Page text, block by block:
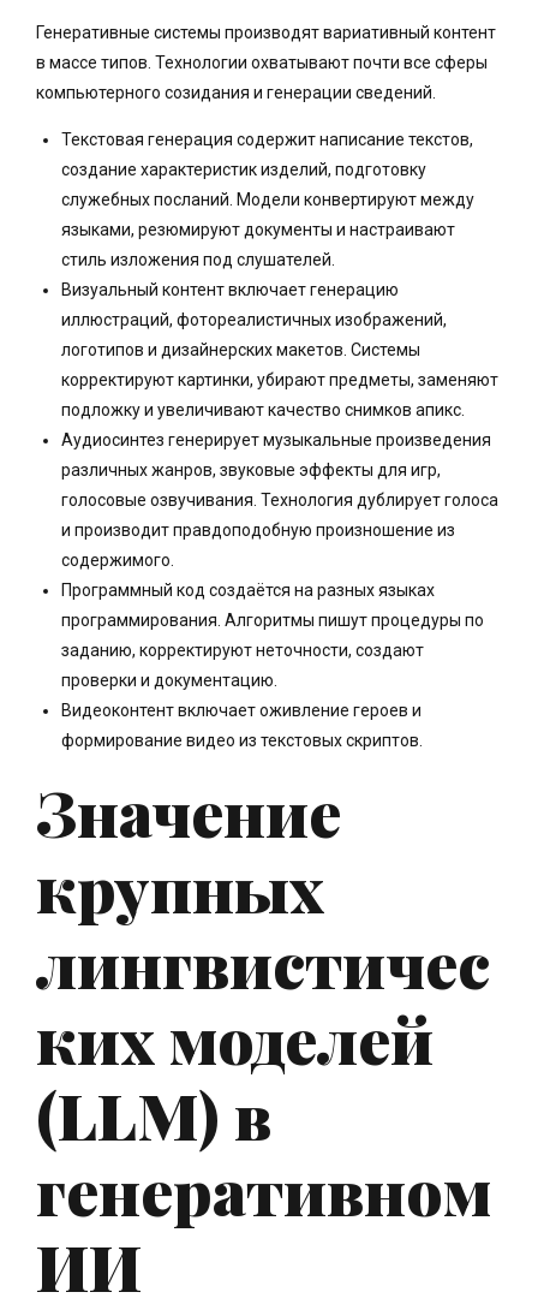
Генеративные системы производят вариативный контент
в массе типов. Технологии охватывают почти все сферы
компьютерного созидания и генерации сведений.
Текстовая генерация содержит написание текстов,
создание характеристик изделий, подготовку
служебных посланий. Модели конвертируют между
языками, резюмируют документы и настраивают
стиль изложения под слушателей.
Визуальный контент включает генерацию
иллюстраций, фотореалистичных изображений,
логотипов и дизайнерских макетов. Системы
корректируют картинки, убирают предметы, заменяют
подложку и увеличивают качество снимков апикс.
Аудиосинтез генерирует музыкальные произведения
различных жанров, звуковые эффекты для игр,
голосовые озвучивания. Технология дублирует голоса
и производит правдоподобную произношение из
содержимого.
Программный код создаётся на разных языках
программирования. Алгоритмы пишут процедуры по
заданию, корректируют неточности, создают
проверки и документацию.
Видеоконтент включает оживление героев и
формирование видео из текстовых скриптов.
Значение
крупных
лингвистичес
ких моделей
(LLM) в
генеративном
ИИ